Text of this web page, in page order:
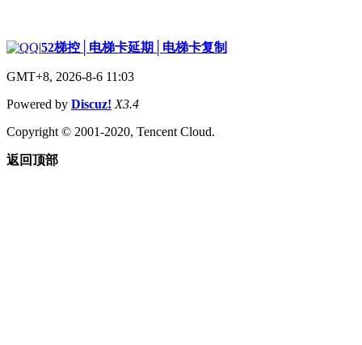
|52梯控│电梯卡延期│电梯卡复制
GMT+8, 2026-8-6 11:03
Powered by Discuz! X3.4
Copyright © 2001-2020, Tencent Cloud.
返回顶部